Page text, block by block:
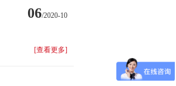
06/2020-10
[查看更多]